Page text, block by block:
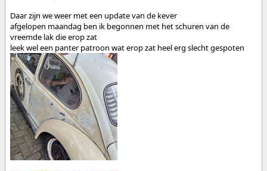
Daar zijn we weer met een update van de kever
afgelopen maandag ben ik begonnen met het schuren van de
vreemde lak die erop zat
leek wel een panter patroon wat erop zat heel erg slecht gespoten